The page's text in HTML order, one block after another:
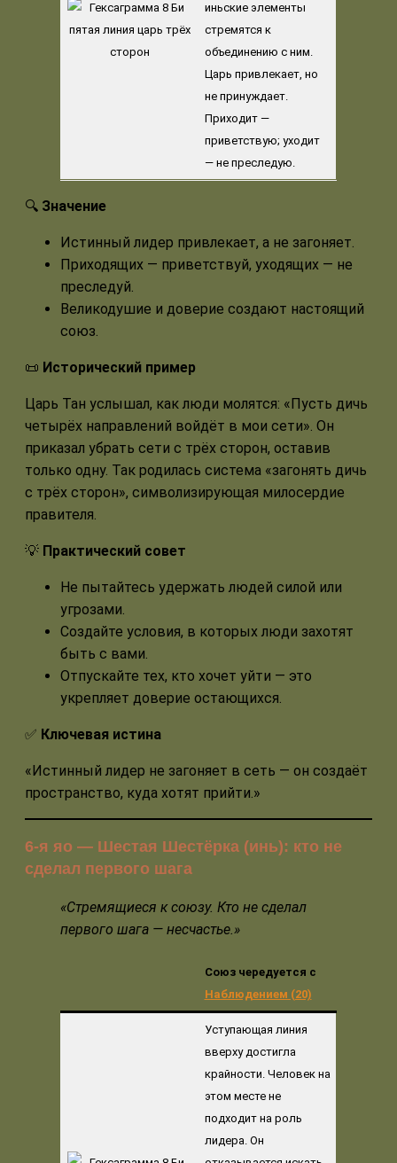
иньские элементы
стремятся к
объединению с ним.
Царь привлекает, но
не принуждает.
Приходит —
приветствую; уходит
— не преследую.
🔍 Значение
Истинный лидер привлекает, а не загоняет.
Приходящих — приветствуй, уходящих — не
преследуй.
Великодушие и доверие создают настоящий
союз.
📜 Исторический пример
Царь Тан услышал, как люди молятся: «Пусть дичь
четырёх направлений войдёт в мои сети». Он
приказал убрать сети с трёх сторон, оставив
только одну. Так родилась система «загонять дичь
с трёх сторон», символизирующая милосердие
правителя.
💡 Практический совет
Не пытайтесь удержать людей силой или
угрозами.
Создайте условия, в которых люди захотят
быть с вами.
Отпускайте тех, кто хочет уйти — это
укрепляет доверие остающихся.
✅ Ключевая истина
«Истинный лидер не загоняет в сеть — он создаёт
пространство, куда хотят прийти.»
6-я яо — Шестая Шестёрка (инь): кто не
сделал первого шага
«Стремящиеся к союзу. Кто не сделал
первого шага — несчастье.»
Союз чередуется с
Наблюдением (20)
Уступающая линия
вверху достигла
крайности. Человек на
этом месте не
подходит на роль
лидера. Он